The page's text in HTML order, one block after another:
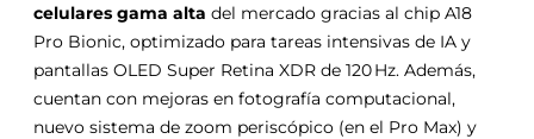
celulares gama alta del mercado gracias al chip A18
Pro Bionic, optimizado para tareas intensivas de IA y
pantallas OLED Super Retina XDR de 120 Hz. Además,
cuentan con mejoras en fotografía computacional,
nuevo sistema de zoom periscópico (en el Pro Max) y